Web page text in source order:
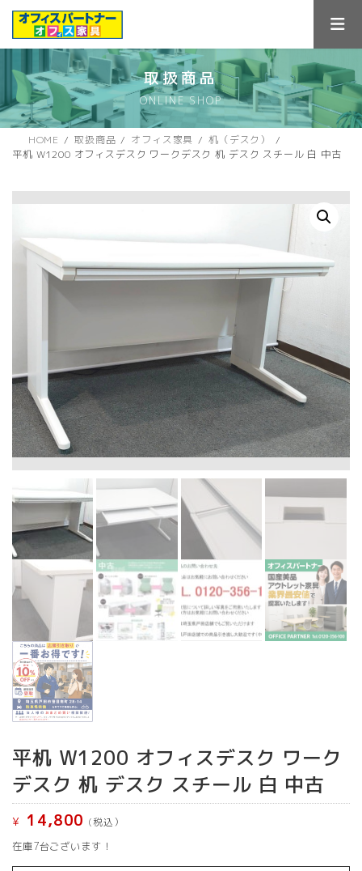
ス
キ
ン
に
取扱商品
ONLINE SHOP
HOME 取扱商品 オフィス家具
机（デスク）
平机 W1200 オフィスデスク ワークデスク 机 デスク スチール 白 中古
平机 W1200 オフィスデスク ワーク
デスク 机 デスク スチール 白 中古
¥ 14,800 (税込）
在庫7台ございます！